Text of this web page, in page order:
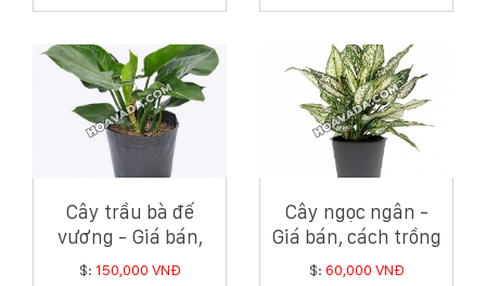
Cây trầu bà đế
vương - Giá bán,
cách trồng và
$: 150,000 VNĐ
Cây ngọc ngân -
Giá bán, cách trồng
và chăm sóc cây
$: 60,000 VNĐ